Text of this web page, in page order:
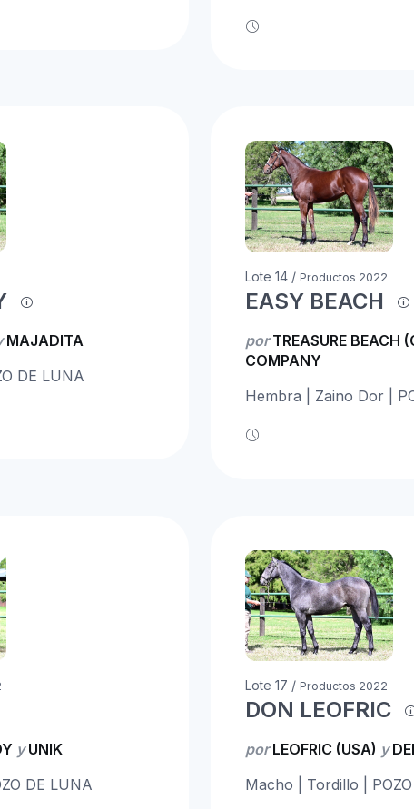
MAJADITA
DE LUNA
Lote 14 /Productos 2022
EASY BEACH
porTREASURE BEACH
COMPANY
Hembra | Zaino Dor |
yUNIK
DE LUNA
Lote 17 /Productos 2022
DON LEOFRIC
porLEOFRIC (USA) y
Macho | Tordillo |